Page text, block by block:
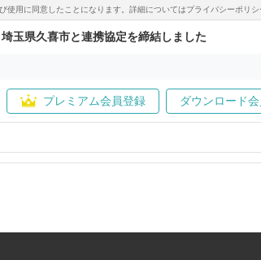
用に同意したことになります。詳細についてはプライバシーポリシ
玉県久喜市と連携協定を締結しました
プレミアム会員登録 ダウンロード